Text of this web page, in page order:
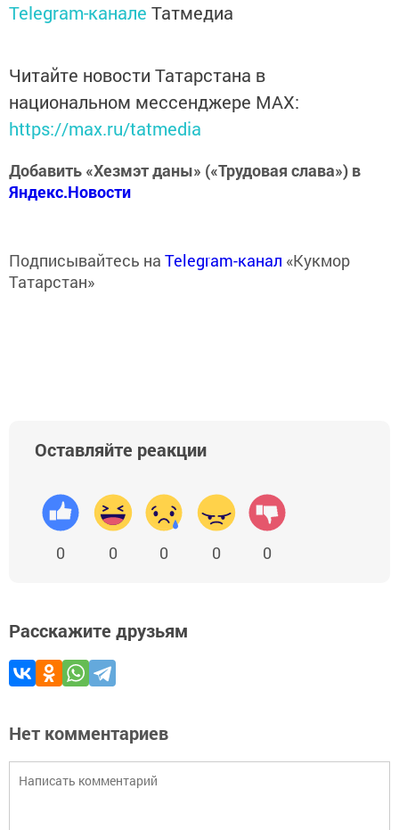
Telegram-канале Татмедиа
Читайте новости Татарстана в
национальном мессенджере MАХ:
https://max.ru/tatmedia
Добавить «Хезмэт даны» («Трудовая слава») в
Яндекс.Новости
Подписывайтесь на Telegram-канал «Кукмор
Татарстан»
Оставляйте реакции
0 0 0 0 0
Расскажите друзьям
Нет комментариев